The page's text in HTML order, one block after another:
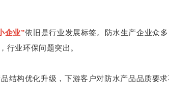
企业”依旧是行业发展标签。防水生产企业众
行业环保问题突出。
结构优化升级，下游客户对防水产品品质要